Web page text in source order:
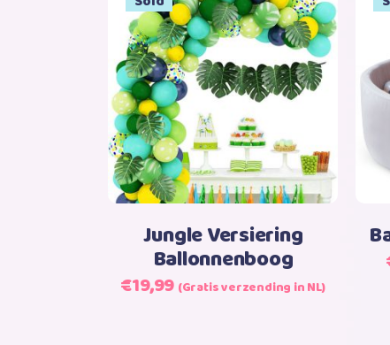
Lees verder
Jungle Versiering
Ballonnenboog
Oorspronkelijke
€19,99Huidige
(Gratis verzending in NL)